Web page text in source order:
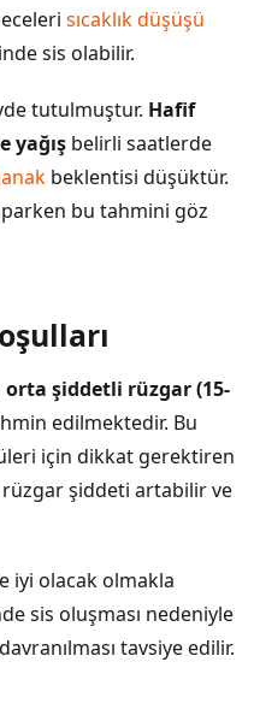
sıcaklık düşüşü
sis olabilir.
tutulmuştur. Hafif
yağış belirli saatlerde
beklentisi düşüktür.
bu tahmini göz
orta şiddetli rüzgar (15-
edilmektedir. Bu
için dikkat gerektiren
şiddeti artabilir ve
iyi olacak olmakla
sis oluşması nedeniyle
tavsiye edilir.